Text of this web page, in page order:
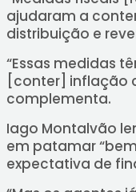
ajudaram a
distribuição e
“Essas medidas
[conter] inflação
complementa.
Iago Montalvão
em patamar
expectativa de